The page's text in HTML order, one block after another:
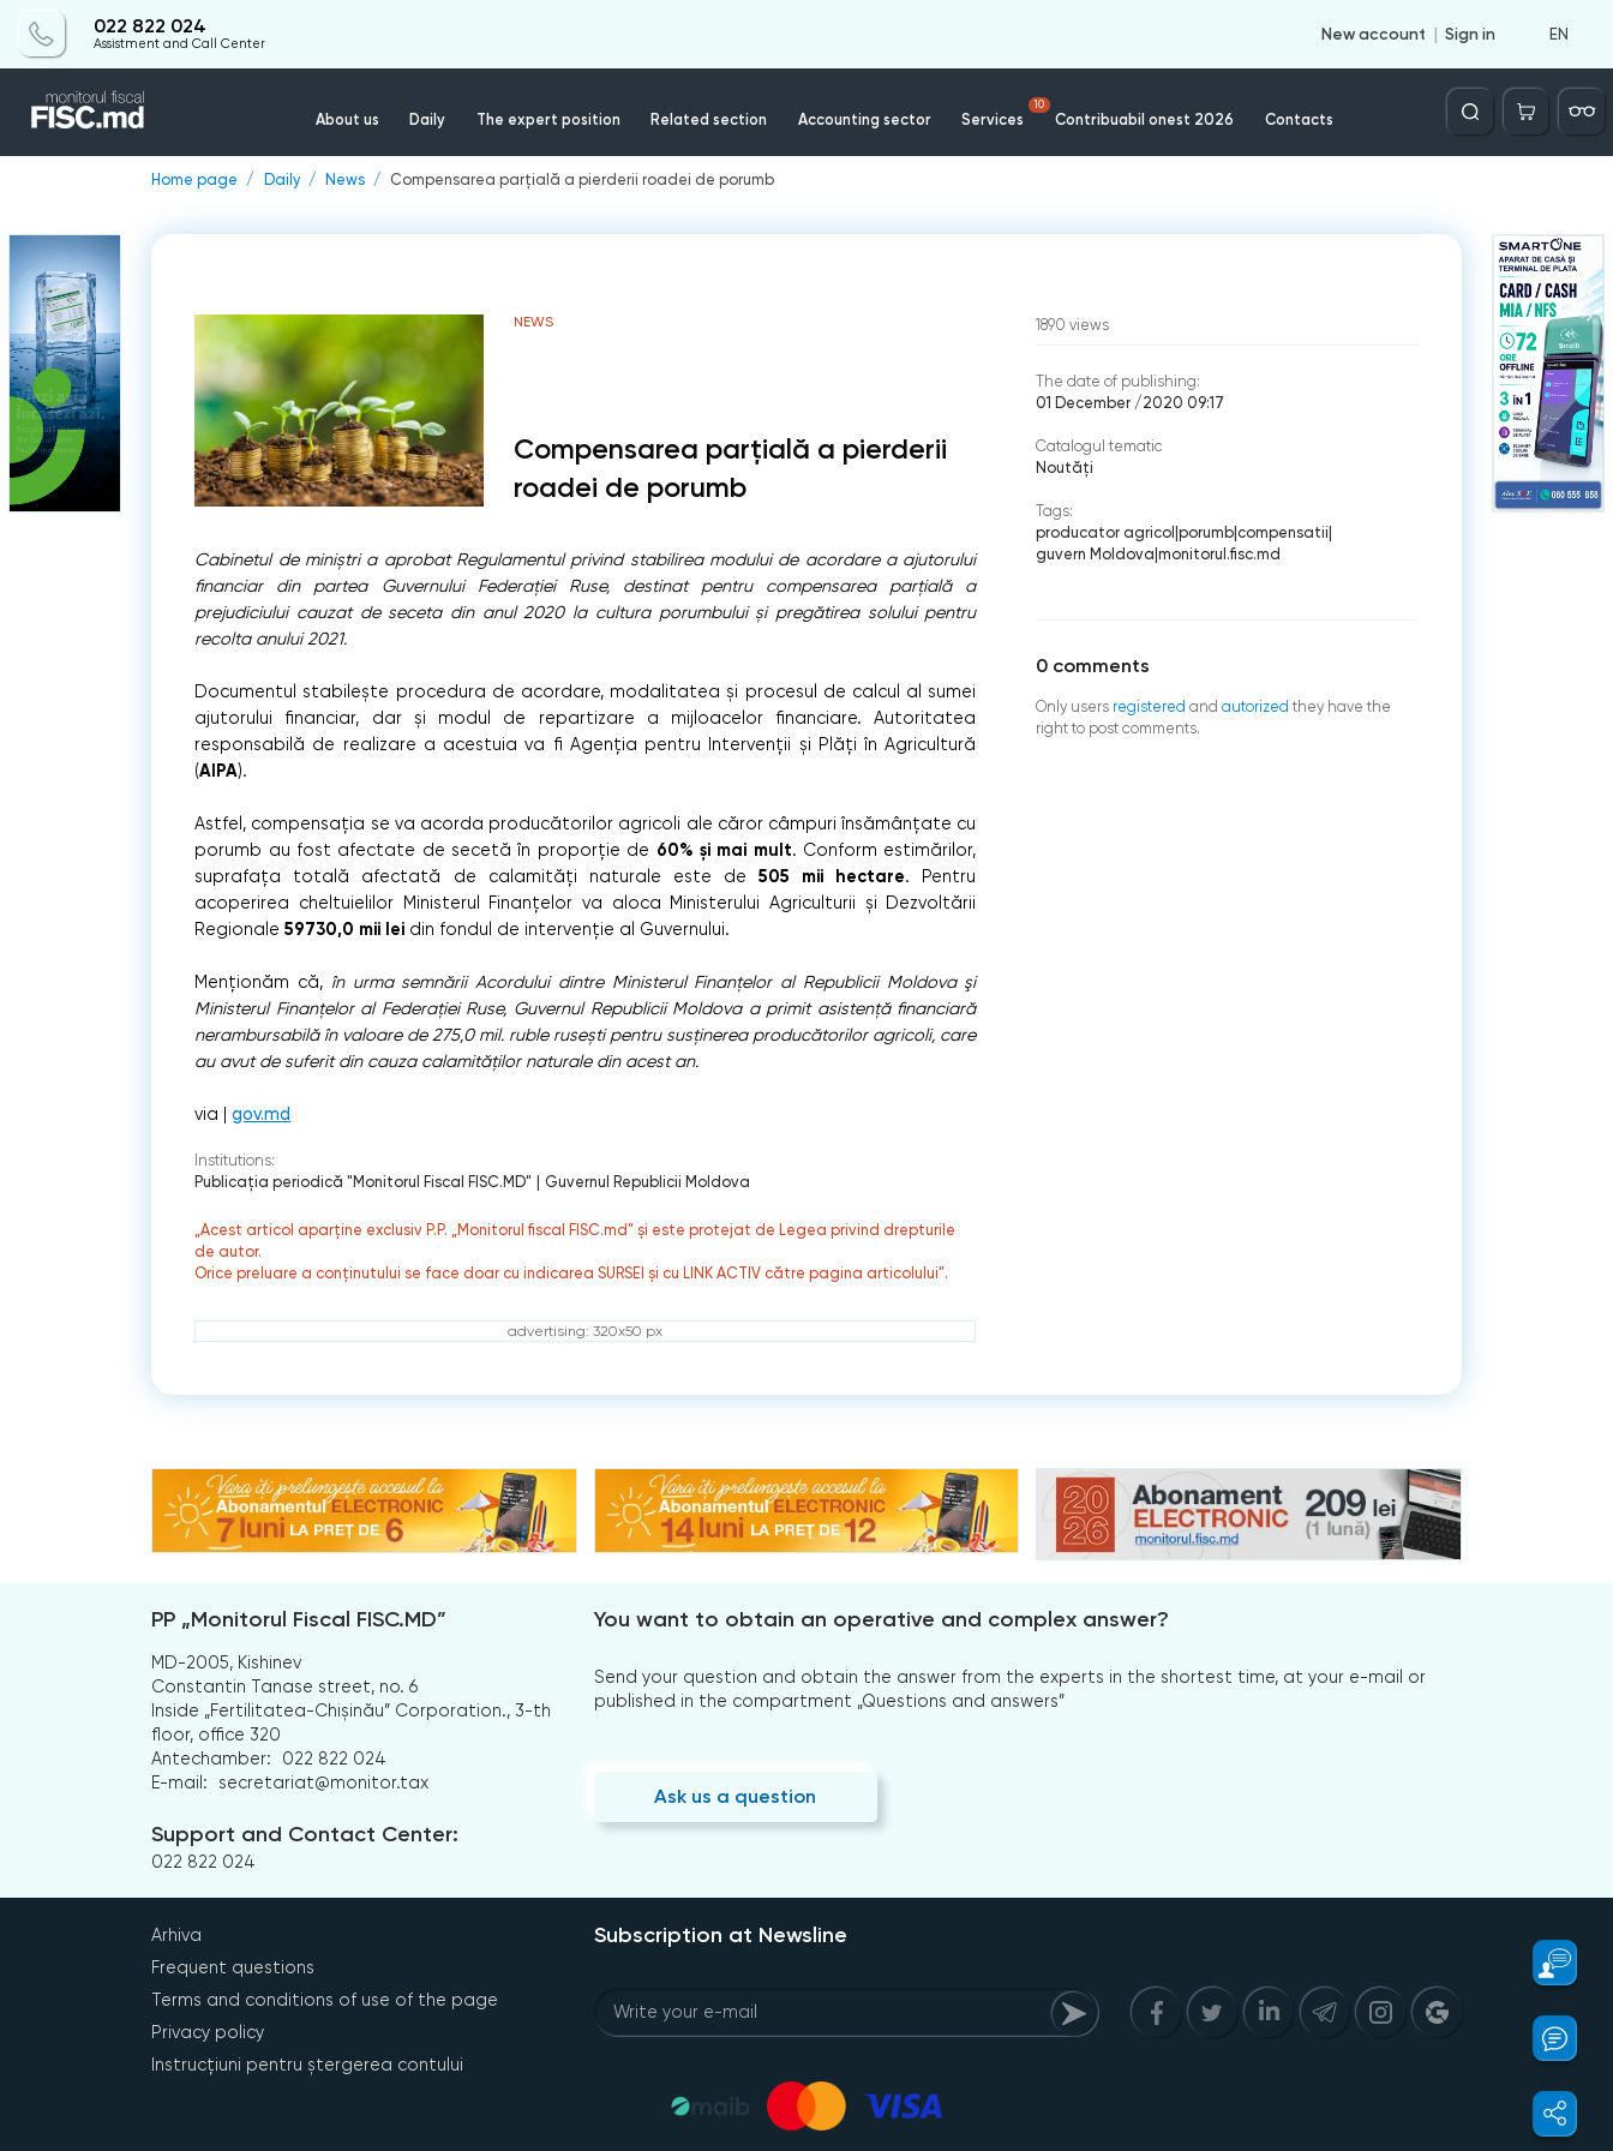
022 822 024
Assistment and Call Center
New account Sign in EN
About us Daily The expert position Related section Accounting sector Services
10
Contribuabil onest 2026 Contacts
Căutare
Home page Daily News Compensarea parțială a pierderii roadei de porumb
NEWS
Compensarea parțială a pierderii
roadei de porumb
Cabinetul de miniștri a aprobat Regulamentul privind stabilirea modului de acordare a ajutorului
financiar din partea Guvernului Federației Ruse, destinat pentru compensarea parțială a
prejudiciului cauzat de seceta din anul 2020 la cultura porumbului și pregătirea solului pentru
recolta anului 2021.
Documentul stabilește procedura de acordare, modalitatea și procesul de calcul al sumei
ajutorului financiar, dar și modul de repartizare a mijloacelor financiare. Autoritatea
responsabilă de realizare a acestuia va fi Agenția pentru Intervenții și Plăți în Agricultură
(AIPA).
Astfel, compensația se va acorda producătorilor agricoli ale căror câmpuri însămânțate cu
porumb au fost afectate de secetă în proporție de 60% și mai mult. Conform estimărilor,
suprafața totală afectată de calamități naturale este de505 mii hectare. Pentru
acoperirea cheltuielilor Ministerul Finanțelor va aloca Ministerului Agriculturii și Dezvoltării
Regionale59730,0 mii lei din fondul de intervenție al Guvernului.
Menționăm că, în urma semnării Acordului dintre Ministerul Finanțelor al Republicii Moldova şi
Ministerul Finanțelor al Federaţiei Ruse, Guvernul Republicii Moldova a primit asistență financiară
nerambursabilă în valoare de 275,0 mil. ruble rusești pentru susținerea producătorilor agricoli, care
au avut de suferit din cauza calamităților naturale din acest an.
via |gov.md
Institutions:
Publicaţia periodică "Monitorul Fiscal FISC.MD"
Guvernul Republicii Moldova
„Acest articol aparține exclusiv P.P. „Monitorul fiscal FISC.md” și este protejat de Legea privind drepturile
de autor.
Orice preluare a conținutului se face doar cu indicarea SURSEI și cu LINK ACTIV către pagina articolului”.
advertising: 320x50 px
1890 views
The date of publishing:
01 December /2020 09:17
Catalogul tematic
Noutăți
Tags:
producator agricol porumb| compensatii
guvern Moldova monitorul.fisc.md
0 comments
Only users registered and autorized they have the
right to post comments.
PP „Monitorul Fiscal FISC.MD”
MD-2005, Kishinev
Constantin Tanase street, no. 6
Inside „Fertilitatea-Chișinău” Corporation., 3-th
floor, office 320
Antechamber:
022 822 024
E-mail:
secretariat@monitor.tax
Support and Contact Center:
022 822 024
You want to obtain an operative and complex answer?
Send your question and obtain the answer from the experts in the shortest time, at your e-mail or
published in the compartment „Questions and answers”
Ask us a question
Arhiva
Frequent questions
Terms and conditions of use of the page
Privacy policy
Instrucțiuni pentru ștergerea contului
Subscription at Newsline